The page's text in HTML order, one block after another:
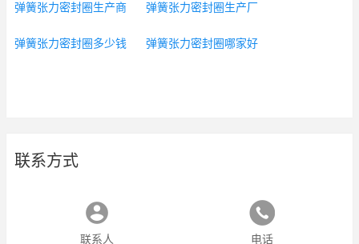
弹簧张力密封圈生产商 弹簧张力密封圈生产厂
弹簧张力密封圈多少钱 弹簧张力密封圈哪家好
联系方式
联系人 电话